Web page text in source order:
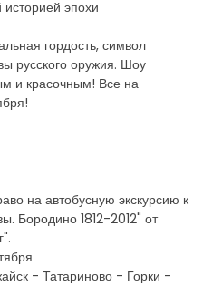
эпохи
гордость, символ
русского оружия. Шоу
и красочным! Все на
на автобусную экскурсию к
Бородино 1812-2012" от
- Татариново - Горки -